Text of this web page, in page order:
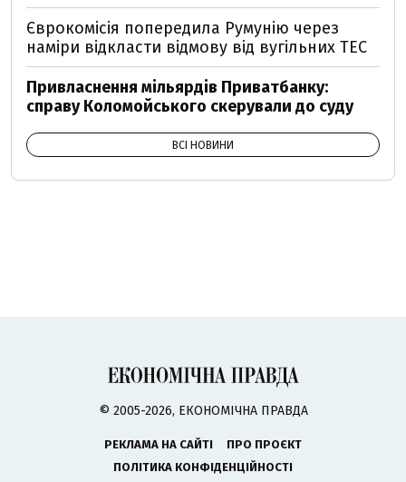
Єврокомісія попередила Румунію через
наміри відкласти відмову від вугільних ТЕС
Привласнення мільярдів Приватбанку:
справу Коломойського скерували до суду
ВСІ НОВИНИ
© 2005-2026, ЕКОНОМІЧНА ПРАВДА
РЕКЛАМА НА САЙТІ
ПРО ПРОЄКТ
ПОЛІТИКА КОНФІДЕНЦІЙНОСТІ